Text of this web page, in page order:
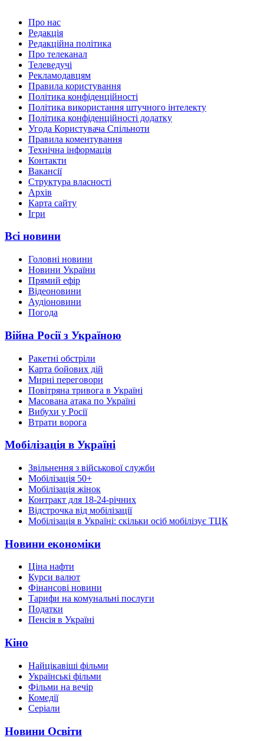
Про нас
Редакція
Редакційна політика
Про телеканал
Телеведучі
Рекламодавцям
Правила користування
Політика конфіденційності
Політика використання штучного інтелекту
Політика конфіденційності додатку
Угода Користувача Спільноти
Правила коментування
Технічна інформація
Контакти
Вакансії
Структура власності
Архів
Карта сайту
Ігри
Всі новини
Головні новини
Новини України
Прямий ефір
Відеоновини
Аудіоновини
Погода
Війна Росії з Україною
Ракетні обстріли
Карта бойових дій
Мирні переговори
Повітряна тривога в Україні
Масована атака по Україні
Вибухи у Росії
Втрати ворога
Мобілізація в Україні
Звільнення з військової служби
Мобілізація 50+
Мобілізація жінок
Контракт для 18-24-річних
Відстрочка від мобілізації
Мобілізація в Україні: скільки осіб мобілізує ТЦК
Новини економіки
Ціна нафти
Курси валют
Фінансові новини
Тарифи на комунальні послуги
Податки
Пенсія в Україні
Кіно
Найцікавіші фільми
Українські фільми
Фільми на вечір
Комедії
Серіали
Новини Освіти